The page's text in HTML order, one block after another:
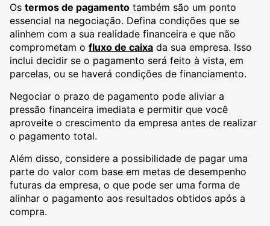
Os termos de pagamento também são um ponto
essencial na negociação. Defina condições que se
alinhem com a sua realidade financeira e que não
comprometam o fluxo de caixa da sua empresa. Isso
inclui decidir se o pagamento será feito à vista, em
parcelas, ou se haverá condições de financiamento.
Negociar o prazo de pagamento pode aliviar a
pressão financeira imediata e permitir que você
aproveite o crescimento da empresa antes de realizar
o pagamento total.
Além disso, considere a possibilidade de pagar uma
parte do valor com base em metas de desempenho
futuras da empresa, o que pode ser uma forma de
alinhar o pagamento aos resultados obtidos após a
compra.